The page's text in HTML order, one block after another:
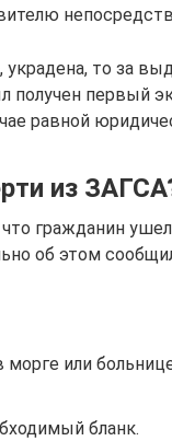
то за
получен первый
равной
из
гражданин
об этом
или
бланк.